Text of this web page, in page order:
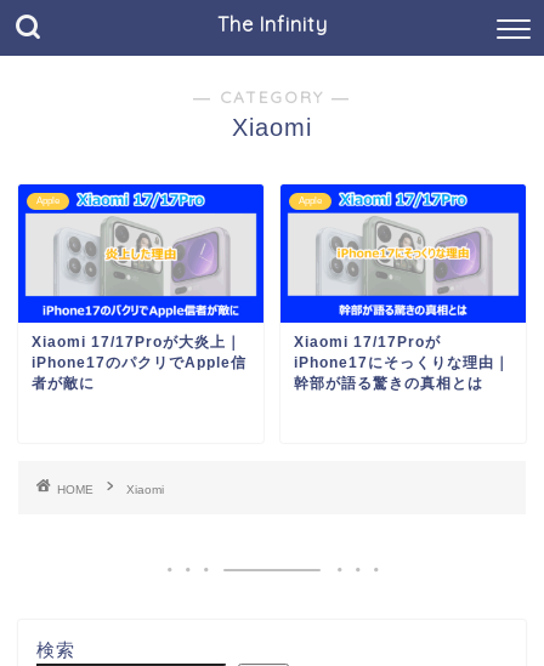
The Infinity
― CATEGORY ―
Xiaomi
Apple
Xiaomi 17/17Proが大炎上｜
iPhone17のパクリでApple信
者が敵に
Apple
Xiaomi 17/17Proが
iPhone17にそっくりな理由｜
幹部が語る驚きの真相とは
HOME Xiaomi
検索